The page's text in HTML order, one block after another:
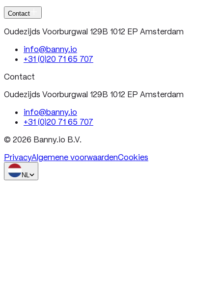
Contact
Oudezijds Voorburgwal 129B 1012 EP Amsterdam
info@banny.io
+31 (0)20 71 65 707
Contact
Oudezijds Voorburgwal 129B 1012 EP Amsterdam
info@banny.io
+31 (0)20 71 65 707
© 2026 Banny.io B.V.
PrivacyAlgemene voorwaardenCookies
NL